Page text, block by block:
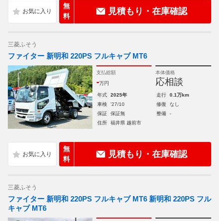
無
料
見積もり・在庫確認
三菱ふそう
ファイター 新明和 220PS フルキャブ MT6
支払総額
-万円
本体価格
応相談
年式 2025年 走行
0.1万km
車検
'27/10 修復
なし
保証
保証無 整備
-
住所
福井県 越前市
無
料
見積もり・在庫確認
三菱ふそう
ファイター 新明和 220PS フルキャブ MT6 新明和 220PS フル
キャブ MT6